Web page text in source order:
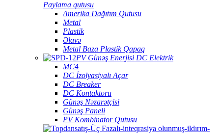
Paylama qutusu
Amerika Dağıtım Qutusu
Metal
Plastik
Əlavə
Metal Baza Plastik Qapaq
PV Günəş Enerjisi DC Elektrik
MC4
DC İzolyasiyalı Açar
DC Breaker
DC Kontaktoru
Günəş Nəzarətçisi
Günəş Paneli
PV Kombinator Qutusu